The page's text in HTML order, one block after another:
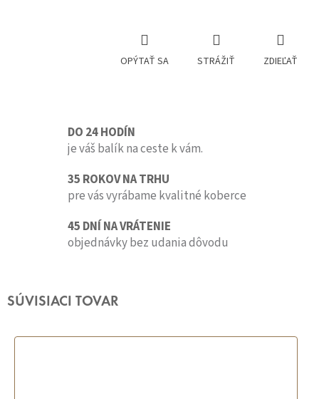
OPÝTAŤ SA STRÁŽIŤ ZDIEĽAŤ
DO 24 HODÍN
je váš balík na ceste k vám.
35 ROKOV NA TRHU
pre vás vyrábame kvalitné koberce
45 DNÍ NA VRÁTENIE
objednávky bez udania dôvodu
SÚVISIACI TOVAR